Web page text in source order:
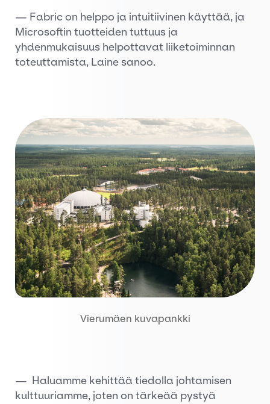
— Fabric on helppo ja intuitiivinen käyttää, ja
Microsoftin tuotteiden tuttuus ja
yhdenmukaisuus helpottavat liiketoiminnan
toteuttamista, Laine sanoo.
Vierumäen kuvapankki
— Haluamme kehittää tiedolla johtamisen
kulttuuriamme, joten on tärkeää pystyä